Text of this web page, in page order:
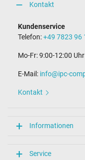
Kontakt
Kundenservice
Telefon:+49 7823 96
Mo-Fr: 9:00-12:00 Uhr
E-Mail: info@ipc-
Kontakt
Informationen
Service